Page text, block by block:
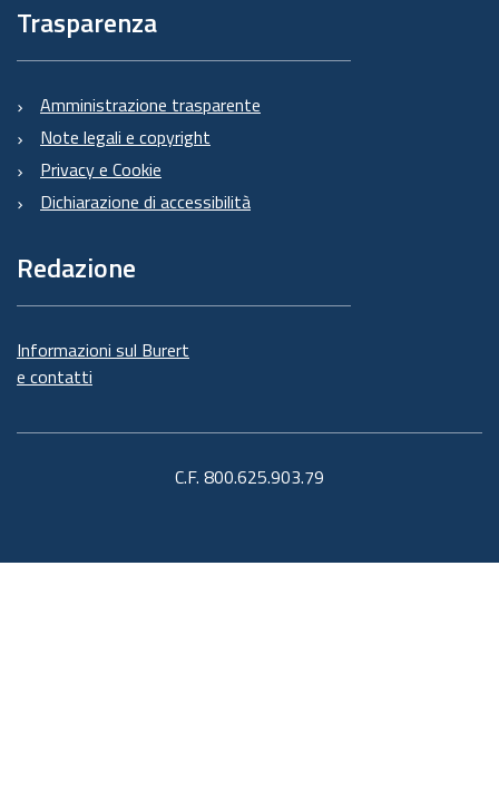
Trasparenza
Amministrazione trasparente
Note legali e copyright
Privacy e Cookie
Dichiarazione di accessibilità
Redazione
Informazioni sul Burert
e contatti
C.F. 800.625.903.79